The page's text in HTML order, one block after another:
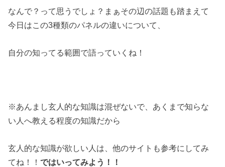
なんで？って思うでしょ？まぁその辺の話題も踏まえて
今日はこの3種類のパネルの違いについて、
自分の知ってる範囲で語っていくね！
※あんまし玄人的な知識は混ぜないで、あくまで知らな
い人へ教える程度の知識だから
玄人的な知識が欲しい人は、他のサイトも参考にしてみ
てね！！ではいってみよう！！